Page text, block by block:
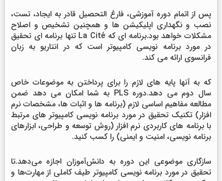
پس از اتمام دوره آموزشی، فارغ التحصیل قادر به ایجاد، تست،
نصب و نگهداری اپلیکیشن ها و همچنین تشخیص و اصلاح
مشکلات خواهد بود.برنامه ای که La Cité تنها برنامه ای تحقیق
در مورد برنامه نویسی کامپیوتر است که در انتاریو به زبان
فرانسوی ارائه می کند.
که به آنها پایه های لازم را برای پرداختن به موضوعات خاص
سال دوم می دهد.دوره PLS به شما امکان می دهد ضمن
مطالعه مفاهیم اساسی لازم (برنامه ها و اثبات ها، مشخصات نرم
افزار) تکنیک تحقیق در مورد برنامه نویسی کامپیوتر های مرتبط
با برنامه های کاربردی نرم افزار (روش توسعه و طراحی، ابزارهای
برنامه نویسی، امنیت و ایمنی) را کسب کنید.
سازگاری موضوعی این دوره به دانش‌آموزان اجازه می‌دهد.تا
تحقیق در مورد برنامه نویسی کامپیوتر طیف کاملی از مهارت‌ها و